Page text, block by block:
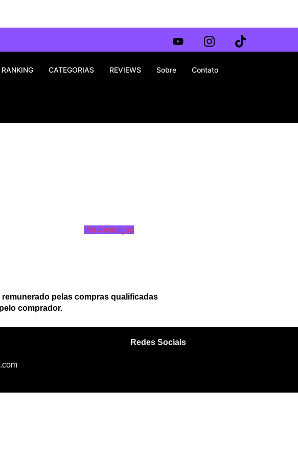
RANKING CATEGORIAS REVIEWS Sobre Contato
Ver Avaliação
pelas compras qualificadas
comprador.
Redes Sociais